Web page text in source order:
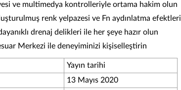
ve multimedya kontrolleriyle ortama hakim olun
renk yelpazesi ve Fn aydınlatma efektleri
drenaj delikleri ile her şeye hazır olun
Merkezi ile deneyiminizi kişiselleştirin
Yayın tarihi
13 Mayıs 2020